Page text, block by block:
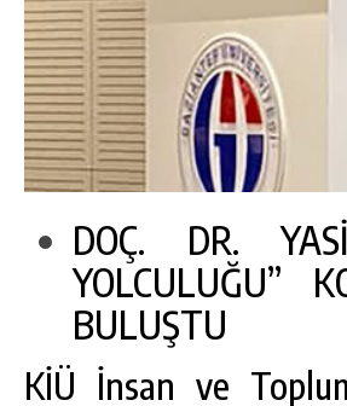
DOÇ. DR.
YOLCULUĞU”
BULUŞTU
KİÜ İnsan ve